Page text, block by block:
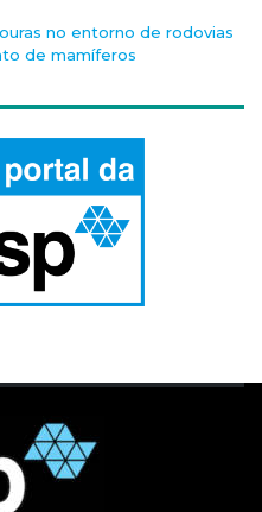
no entorno de rodovias
de mamíferos